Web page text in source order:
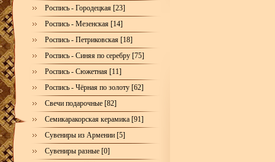
Роспись - Городецкая [23]
Роспись - Мезенская [14]
Роспись - Петриковская [18]
Роспись - Синяя по серебру [75]
Роспись - Сюжетная [11]
Роспись - Чёрная по золоту [62]
Свечи подарочные [82]
Семикаракорская керамика [91]
Сувениры из Армении [5]
Сувениры разные [0]